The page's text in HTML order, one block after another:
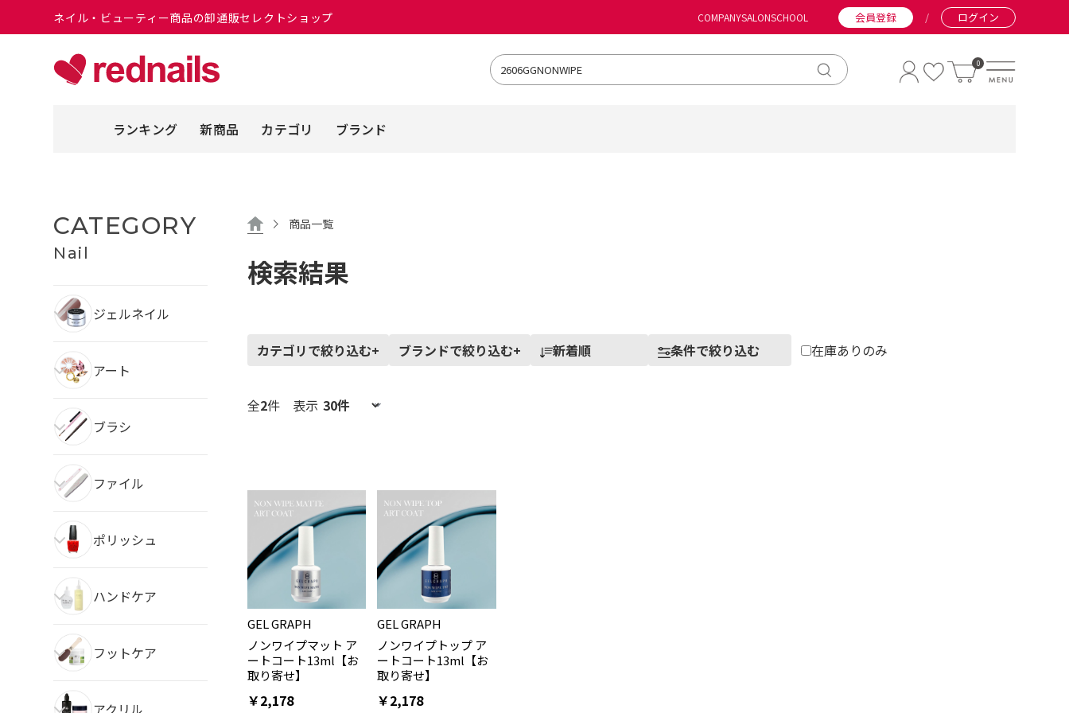
ネイル・ビューティー商品の卸通販セレクトショップ COMPANYSALONSCHOOL 会員登録 / ログイン
0
ランキング 新商品 カテゴリ ブランド
CATEGORY
Nail
ジェルネイル
アート
ブラシ
ファイル
ポリッシュ
ハンドケア
フットケア
アクリル
商品一覧
検索結果
カテゴリで絞り込む+ ブランドで絞り込む+ 新着順 条件で絞り込む 在庫ありのみ
全2件表示
GEL GRAPH
ノンワイプマット ア
ートコート13ml【お
取り寄せ】
￥2,178
GEL GRAPH
ノンワイプトップ ア
ートコート13ml【お
取り寄せ】
￥2,178